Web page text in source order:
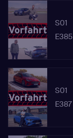
S01
E385
S01
E387